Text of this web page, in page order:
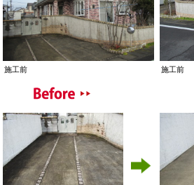
施工前 施工前